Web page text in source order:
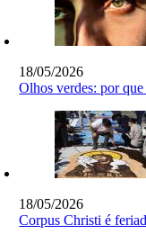
18/05/2026
Olhos verdes: por
18/05/2026
Corpus Christi é